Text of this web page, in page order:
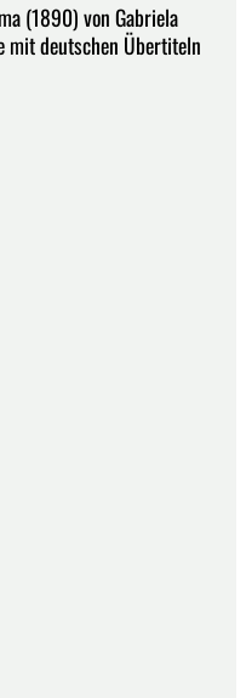
(1890) von Gabriela
mit deutschen Übertiteln